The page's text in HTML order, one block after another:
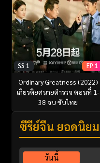
SS 1 EP 1
Ordinary Greatness (2022)
เกียรติยศนายตำรวจ ตอนที่ 1-
38 จบ ซับไทย
ซีรี่ย์จีน ยอดนิยม
วันนี้